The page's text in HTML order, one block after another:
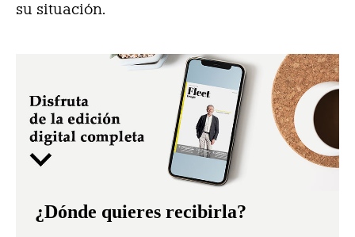
su situación.
¿Dónde quieres recibirla?